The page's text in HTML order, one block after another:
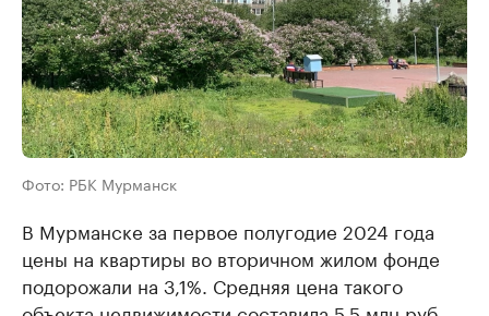
Фото: РБК Мурманск
В Мурманске за первое полугодие 2024 года
цены на квартиры во вторичном жилом фонде
подорожали на 3,1%. Средняя цена такого